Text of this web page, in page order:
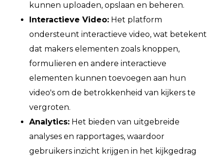
kunnen uploaden, opslaan en beheren.
Interactieve Video: Het platform
ondersteunt interactieve video, wat betekent
dat makers elementen zoals knoppen,
formulieren en andere interactieve
elementen kunnen toevoegen aan hun
video's om de betrokkenheid van kijkers te
vergroten.
Analytics: Het bieden van uitgebreide
analyses en rapportages, waardoor
gebruikers inzicht krijgen in het kijkgedrag